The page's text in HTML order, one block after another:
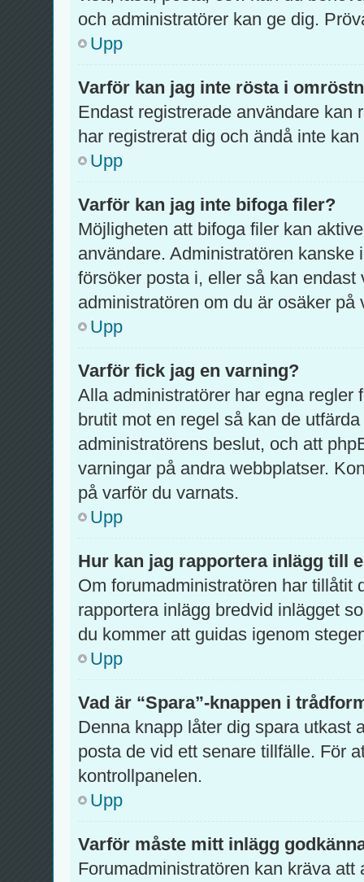
och administratörer kan ge dig.
Upp
Varför kan jag inte rösta i
Endast registrerade användare kan
har registrerat dig och ändå inte
Upp
Varför kan jag inte bifoga filer?
Möjligheten att bifoga filer kan
användare. Administratören
försöker posta i, eller så kan
administratören om du är osäker
Upp
Varför fick jag en varning?
Alla administratörer har egna regler
brutit mot en regel så kan de
administratörens beslut, och att
varningar på andra webbplatser.
på varför du varnats.
Upp
Hur kan jag rapportera inlägg till
Om forumadministratören har tillåtit
rapportera inlägg bredvid inlägget
du kommer att guidas igenom
Upp
Vad är “Spara”-knappen i
Denna knapp låter dig spara utkast
posta de vid ett senare tillfälle. För
kontrollpanelen.
Upp
Varför måste mitt inlägg
Forumadministratören kan kräva